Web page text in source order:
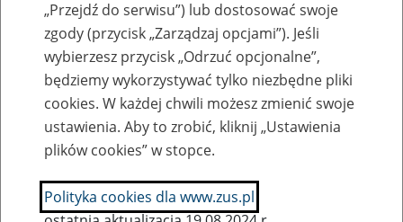
przekształconych zakładów pracy
Nazwa zakładu pracy:
SZUKAJ
„Przejdź do serwisu”) lub dostosować swoje
zgody (przycisk „Zarządzaj opcjami”). Jeśli
wybierzesz przycisk „Odrzuć opcjonalne”,
będziemy wykorzystywać tylko niezbędne pliki
cookies. W każdej chwili możesz zmienić swoje
ustawienia. Aby to zrobić, kliknij „Ustawienia
plików cookies” w stopce.
Polityka cookies dla www.zus.pl